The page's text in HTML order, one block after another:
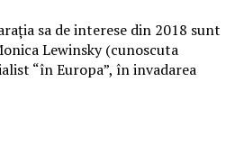
sa de interese din 2018 sunt
Lewinsky (cunoscuta
“în Europa”, în invadarea